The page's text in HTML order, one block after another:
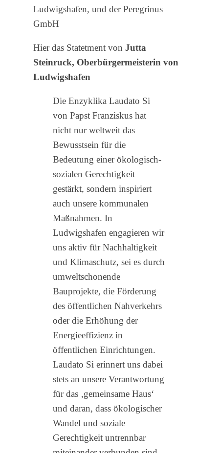
Ludwigshafen, und der Peregrinus
GmbH
Hier das Statetment von Jutta
Steinruck, Oberbürgermeisterin von
Ludwigshafen
Die Enzyklika Laudato Si
von Papst Franziskus hat
nicht nur weltweit das
Bewusstsein für die
Bedeutung einer ökologisch-
sozialen Gerechtigkeit
gestärkt, sondern inspiriert
auch unsere kommunalen
Maßnahmen. In
Ludwigshafen engagieren wir
uns aktiv für Nachhaltigkeit
und Klimaschutz, sei es durch
umweltschonende
Bauprojekte, die Förderung
des öffentlichen Nahverkehrs
oder die Erhöhung der
Energieeffizienz in
öffentlichen Einrichtungen.
Laudato Si erinnert uns dabei
stets an unsere Verantwortung
für das ‚gemeinsame Haus‘
und daran, dass ökologischer
Wandel und soziale
Gerechtigkeit untrennbar